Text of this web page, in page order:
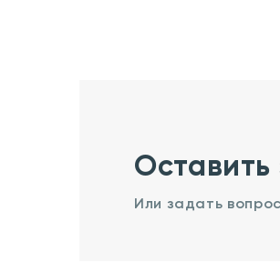
Оставить
Или задать